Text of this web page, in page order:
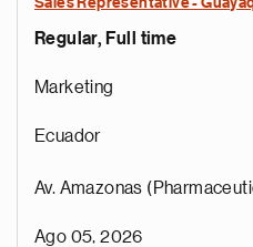
Sales Representative -
Regular, Full time
Marketing
Ecuador
Av. Amazonas
Ago 05, 2026